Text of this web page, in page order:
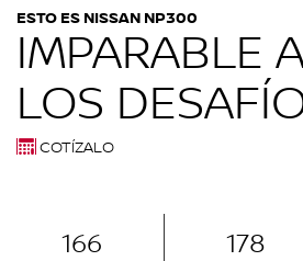
ESTO ES NISSAN NP300
IMPARABLE
LOS
COTÍZALO
166 178